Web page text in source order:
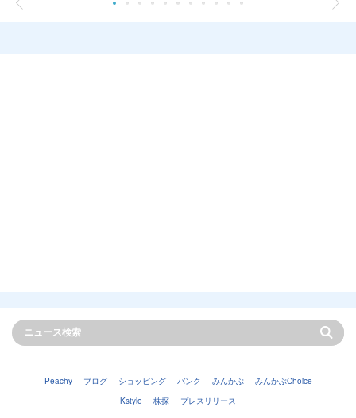
Peachy ブログ ショッピング バンク みんかぶ
みんかぶChoice
Kstyle
株探 プレスリリース